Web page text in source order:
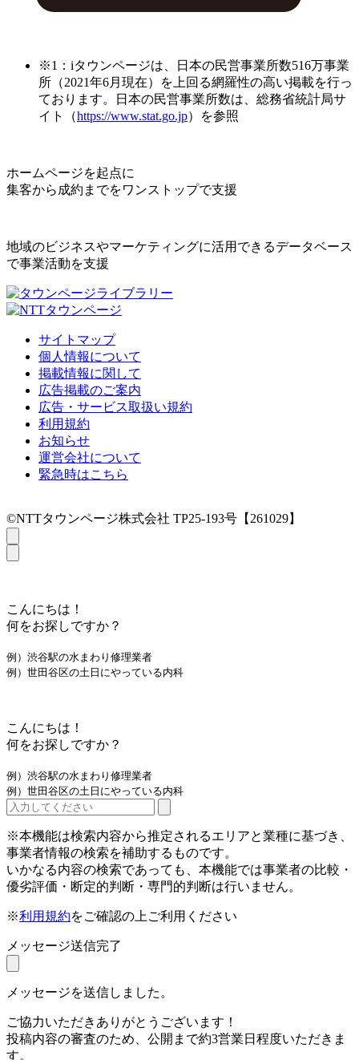
※1：iタウンページは、日本の民営事業所数516万事業
所（2021年6月現在）を上回る網羅性の高い掲載を行っ
ております。日本の民営事業所数は、総務省統計局サ
イト（https://www.stat.go.jp）を参照
ホームページを起点に
集客から成約までをワンストップで支援
地域のビジネスやマーケティングに活用できるデータベース
で事業活動を支援
サイトマップ
個人情報について
掲載情報に関して
広告掲載のご案内
広告・サービス取扱い規約
利用規約
お知らせ
運営会社について
緊急時はこちら
©NTTタウンページ株式会社 TP25-193号【261029】
こんにちは！
何をお探しですか？
例）渋谷駅の水まわり修理業者
例）世田谷区の土日にやっている内科
こんにちは！
何をお探しですか？
例）渋谷駅の水まわり修理業者
例）世田谷区の土日にやっている内科
※本機能は検索内容から推定されるエリアと業種に基づき、
事業者情報の検索を補助するものです。
いかなる内容の検索であっても、本機能では事業者の比較・
優劣評価・断定的判断・専門的判断は行いません。
※利用規約をご確認の上ご利用ください
メッセージ送信完了
メッセージを送信しました。
ご協力いただきありがとうございます！
投稿内容の審査のため、公開まで約3営業日程度いただきま
す。